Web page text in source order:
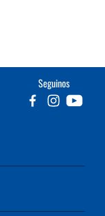
Seguinos